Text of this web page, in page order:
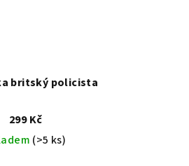
britský policista
299 Kč
(>5 ks)